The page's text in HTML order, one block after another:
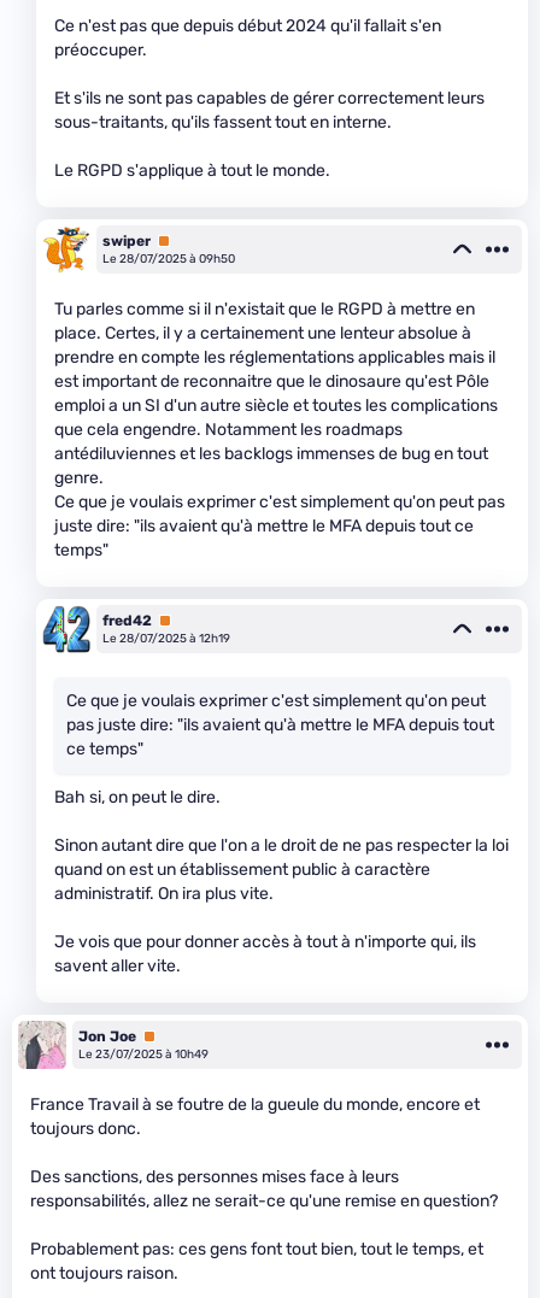
Ce n'est pas que depuis début 2024 qu'il fallait s'en
préoccuper.
Et s'ils ne sont pas capables de gérer correctement leurs
sous-traitants, qu'ils fassent tout en interne.
Le RGPD s'applique à tout le monde.
swiper Premium
Le 28/07/2025 à 09h50
Tu parles comme si il n'existait que le RGPD à mettre en
place. Certes, il y a certainement une lenteur absolue à
prendre en compte les réglementations applicables mais il
est important de reconnaitre que le dinosaure qu'est Pôle
emploi a un SI d'un autre siècle et toutes les complications
que cela engendre. Notamment les roadmaps
antédiluviennes et les backlogs immenses de bug en tout
genre.
Ce que je voulais exprimer c'est simplement qu'on peut pas
juste dire: "ils avaient qu'à mettre le MFA depuis tout ce
temps"
fred42 Premium
Le 28/07/2025 à 12h19
Ce que je voulais exprimer c'est simplement qu'on peut
pas juste dire: "ils avaient qu'à mettre le MFA depuis tout
ce temps"
Bah si, on peut le dire.
Sinon autant dire que l'on a le droit de ne pas respecter la loi
quand on est un établissement public à caractère
administratif. On ira plus vite.
Je vois que pour donner accès à tout à n'importe qui, ils
savent aller vite.
Jon Joe Premium
Le 23/07/2025 à 10h49
France Travail à se foutre de la gueule du monde, encore et
toujours donc.
Des sanctions, des personnes mises face à leurs
responsabilités, allez ne serait-ce qu'une remise en question?
Probablement pas: ces gens font tout bien, tout le temps, et
ont toujours raison.